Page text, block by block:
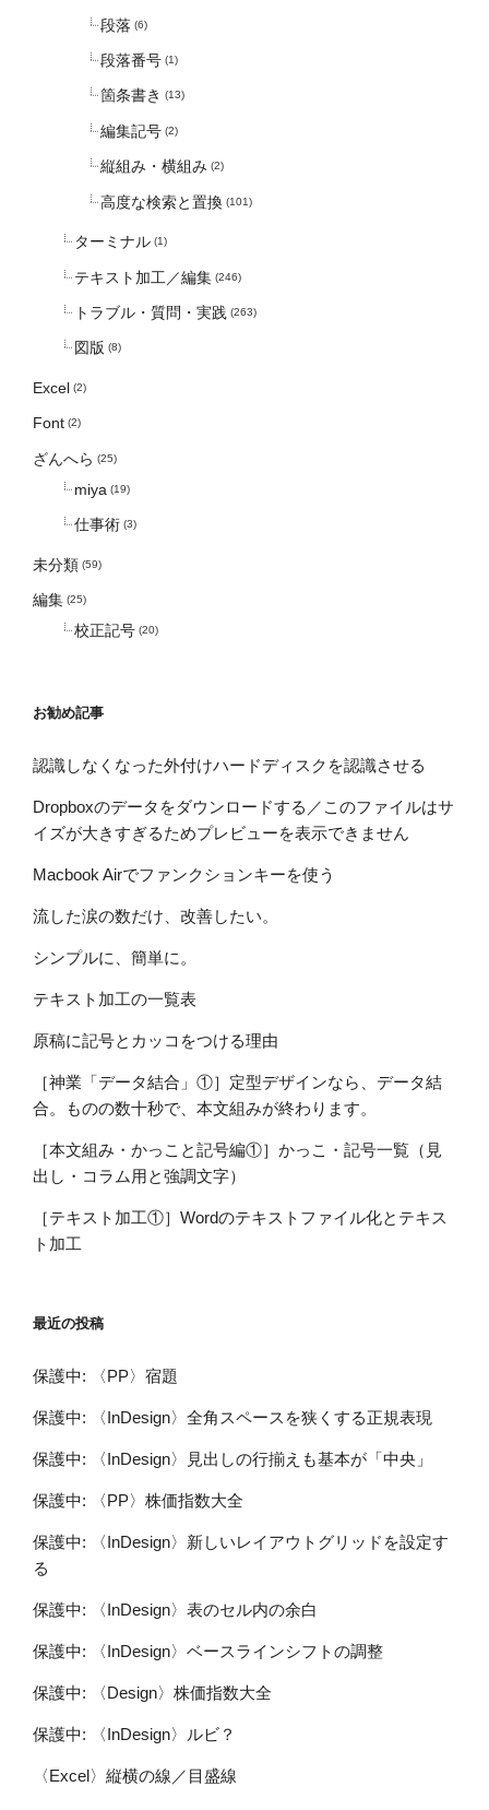
段落 (6)
段落番号 (1)
箇条書き (13)
編集記号 (2)
縦組み・横組み (2)
高度な検索と置換 (101)
ターミナル (1)
テキスト加工／編集 (246)
トラブル・質問・実践 (263)
図版 (8)
Excel (2)
Font (2)
ざんへら (25)
miya (19)
仕事術 (3)
未分類 (59)
編集 (25)
校正記号 (20)
お勧め記事
認識しなくなった外付けハードディスクを認識させる
Dropboxのデータをダウンロードする／このファイルはサ
イズが大きすぎるためプレビューを表示できません
Macbook Airでファンクションキーを使う
流した涙の数だけ、改善したい。
シンプルに、簡単に。
テキスト加工の一覧表
原稿に記号とカッコをつける理由
［神業「データ結合」①］定型デザインなら、データ結
合。ものの数十秒で、本文組みが終わります。
［本文組み・かっこと記号編①］かっこ・記号一覧（見
出し・コラム用と強調文字）
［テキスト加工①］Wordのテキストファイル化とテキス
ト加工
最近の投稿
保護中: 〈PP〉宿題
保護中: 〈InDesign〉全角スペースを狭くする正規表現
保護中: 〈InDesign〉見出しの行揃えも基本が「中央」
保護中: 〈PP〉株価指数大全
保護中: 〈InDesign〉新しいレイアウトグリッドを設定す
る
保護中: 〈InDesign〉表のセル内の余白
保護中: 〈InDesign〉ベースラインシフトの調整
保護中: 〈Design〉株価指数大全
保護中: 〈InDesign〉ルビ？
〈Excel〉縦横の線／目盛線